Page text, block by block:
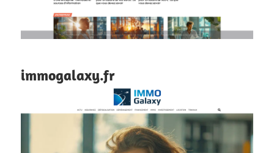
immogalaxy.fr